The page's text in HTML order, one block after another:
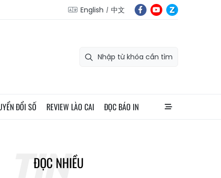
English 中文
ĐỔI SỐ REVIEW LÀO CAI ĐỌC BÁO IN
ĐỌC NHIỀU